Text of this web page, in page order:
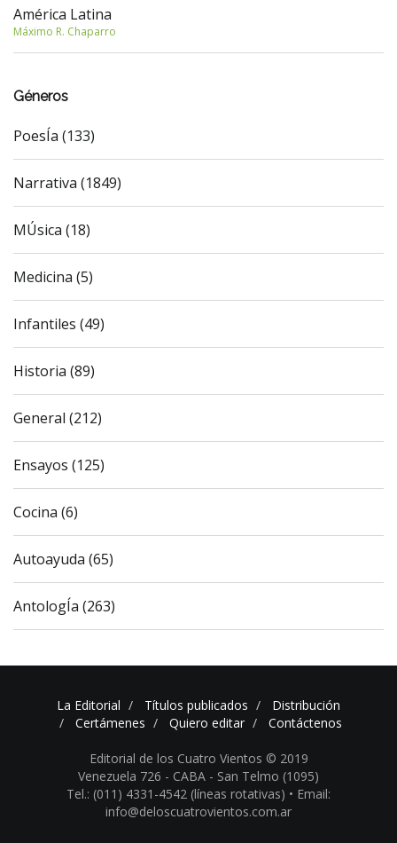
América Latina
Máximo R. Chaparro
Géneros
PoesÍa (133)
Narrativa (1849)
MÚsica (18)
Medicina (5)
Infantiles (49)
Historia (89)
General (212)
Ensayos (125)
Cocina (6)
Autoayuda (65)
AntologÍa (263)
La Editorial Títulos publicados
Distribución
Certámenes
Quiero editar Contáctenos
Editorial de los Cuatro Vientos © 2019
Venezuela 726 - CABA - San Telmo (1095)
Tel.: (011) 4331-4542 (líneas rotativas) • Email:
info@deloscuatrovientos.com.ar